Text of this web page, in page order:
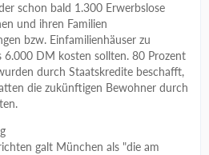
schon bald 1.300 Erwerbslose
und ihren Familien
bzw. Einfamilienhäuser zu
6.000 DM kosten sollten. 80 Prozent
durch Staatskredite beschafft,
die zukünftigen Bewohner durch
galt München als "die am